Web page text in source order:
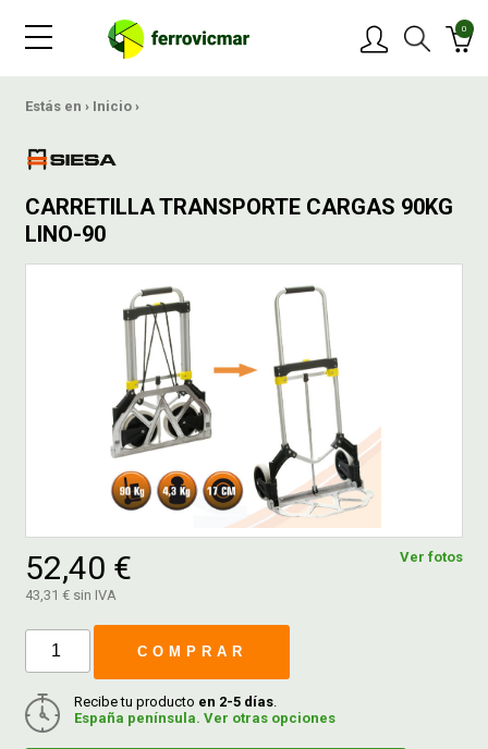
0
Estás en › Inicio ›
CARRETILLA TRANSPORTE CARGAS 90KG
LINO-90
Ver fotos
52,40 €
43,31 € sin IVA
COMPRAR
Recibe tu producto en 2-5 días
España península. Ver otras opciones
NOVEDADES
BLOG
CONTACTAR
CATÁLOGOS